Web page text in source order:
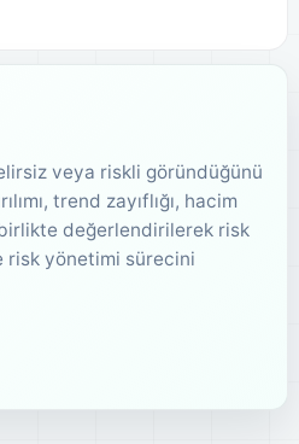
veya riskli göründüğünü
trend zayıflığı, hacim
değerlendirilerek risk
risk yönetimi sürecini